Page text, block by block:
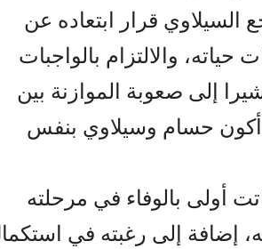
السيلاوي قرار ابتعاده عن
والالتزام بالواجبات
إلى صعوبة الموازنة بين
أكون حسام وسيلاوي بنفس
أولى بالوفاء في مرحلته
إضافة إلى رغبته في